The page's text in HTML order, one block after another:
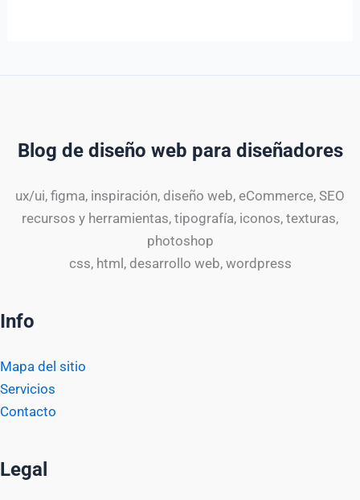
Blog de diseño web para diseñadores
ux/ui, figma, inspiración, diseño web, eCommerce, SEO
recursos y herramientas, tipografía, iconos, texturas,
photoshop
css, html, desarrollo web, wordpress
Info
Mapa del sitio
Servicios
Contacto
Legal